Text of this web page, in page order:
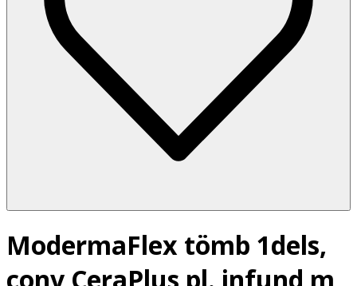
ModermaFlex tömb 1dels,